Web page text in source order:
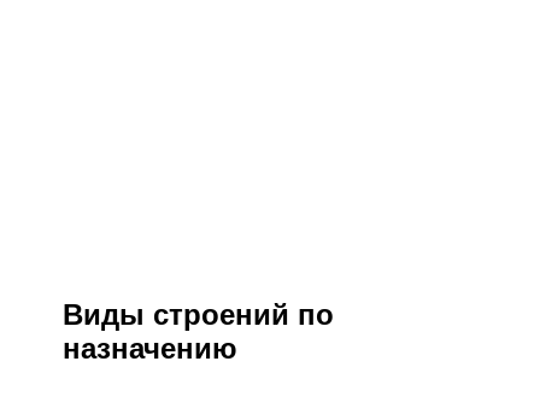
Виды строений по
назначению